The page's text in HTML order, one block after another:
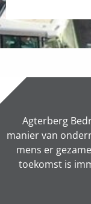
Agterberg
manier van
mens er
toekomst is